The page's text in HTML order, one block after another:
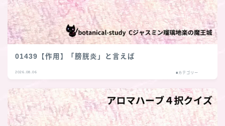
01439【作用】「膀胱炎」と言えば
2026.08.06 ■カテゴリー